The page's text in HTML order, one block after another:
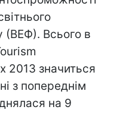
(ВЕФ). Всього в
2013 значиться
з попереднім
на 9